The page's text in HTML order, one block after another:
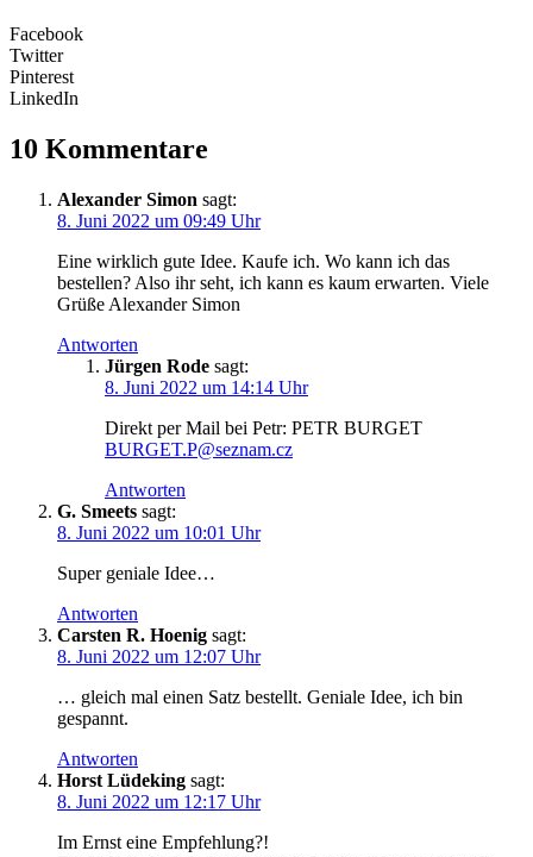
Facebook
Twitter
Pinterest
LinkedIn
10 Kommentare
Alexander Simon sagt:
8. Juni 2022 um 09:49 Uhr
Eine wirklich gute Idee. Kaufe ich. Wo kann ich das
bestellen? Also ihr seht, ich kann es kaum erwarten. Viele
Grüße Alexander Simon
Antworten
Jürgen Rode sagt:
8. Juni 2022 um 14:14 Uhr
Direkt per Mail bei Petr: PETR BURGET
BURGET.P@seznam.cz
Antworten
G. Smeets sagt:
8. Juni 2022 um 10:01 Uhr
Super geniale Idee…
Antworten
Carsten R. Hoenig sagt:
8. Juni 2022 um 12:07 Uhr
… gleich mal einen Satz bestellt. Geniale Idee, ich bin
gespannt.
Antworten
Horst Lüdeking sagt:
8. Juni 2022 um 12:17 Uhr
Im Ernst eine Empfehlung?!